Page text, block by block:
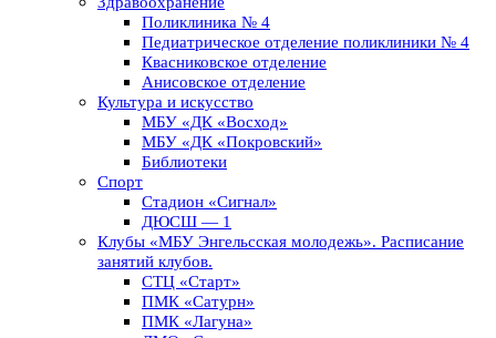
Поликлиника № 4
Педиатрическое отделение поликлиники № 4
Квасниковское отделение
Анисовское отделение
Культура и искусство
МБУ «ДК «Восход»
МБУ «ДК «Покровский»
Библиотеки
Спорт
Стадион «Сигнал»
ДЮСШ — 1
Клубы «МБУ Энгельсская молодежь». Расписание
занятий клубов.
СТЦ «Старт»
ПМК «Сатурн»
ПМК «Лагуна»